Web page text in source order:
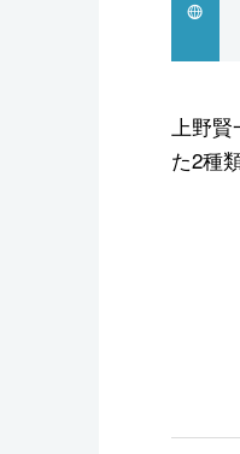
スポーツ
上野賢
た2種